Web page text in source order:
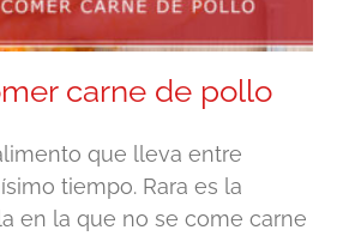
carne de pollo
que lleva entre
tiempo. Rara es la
en la que no se come carne